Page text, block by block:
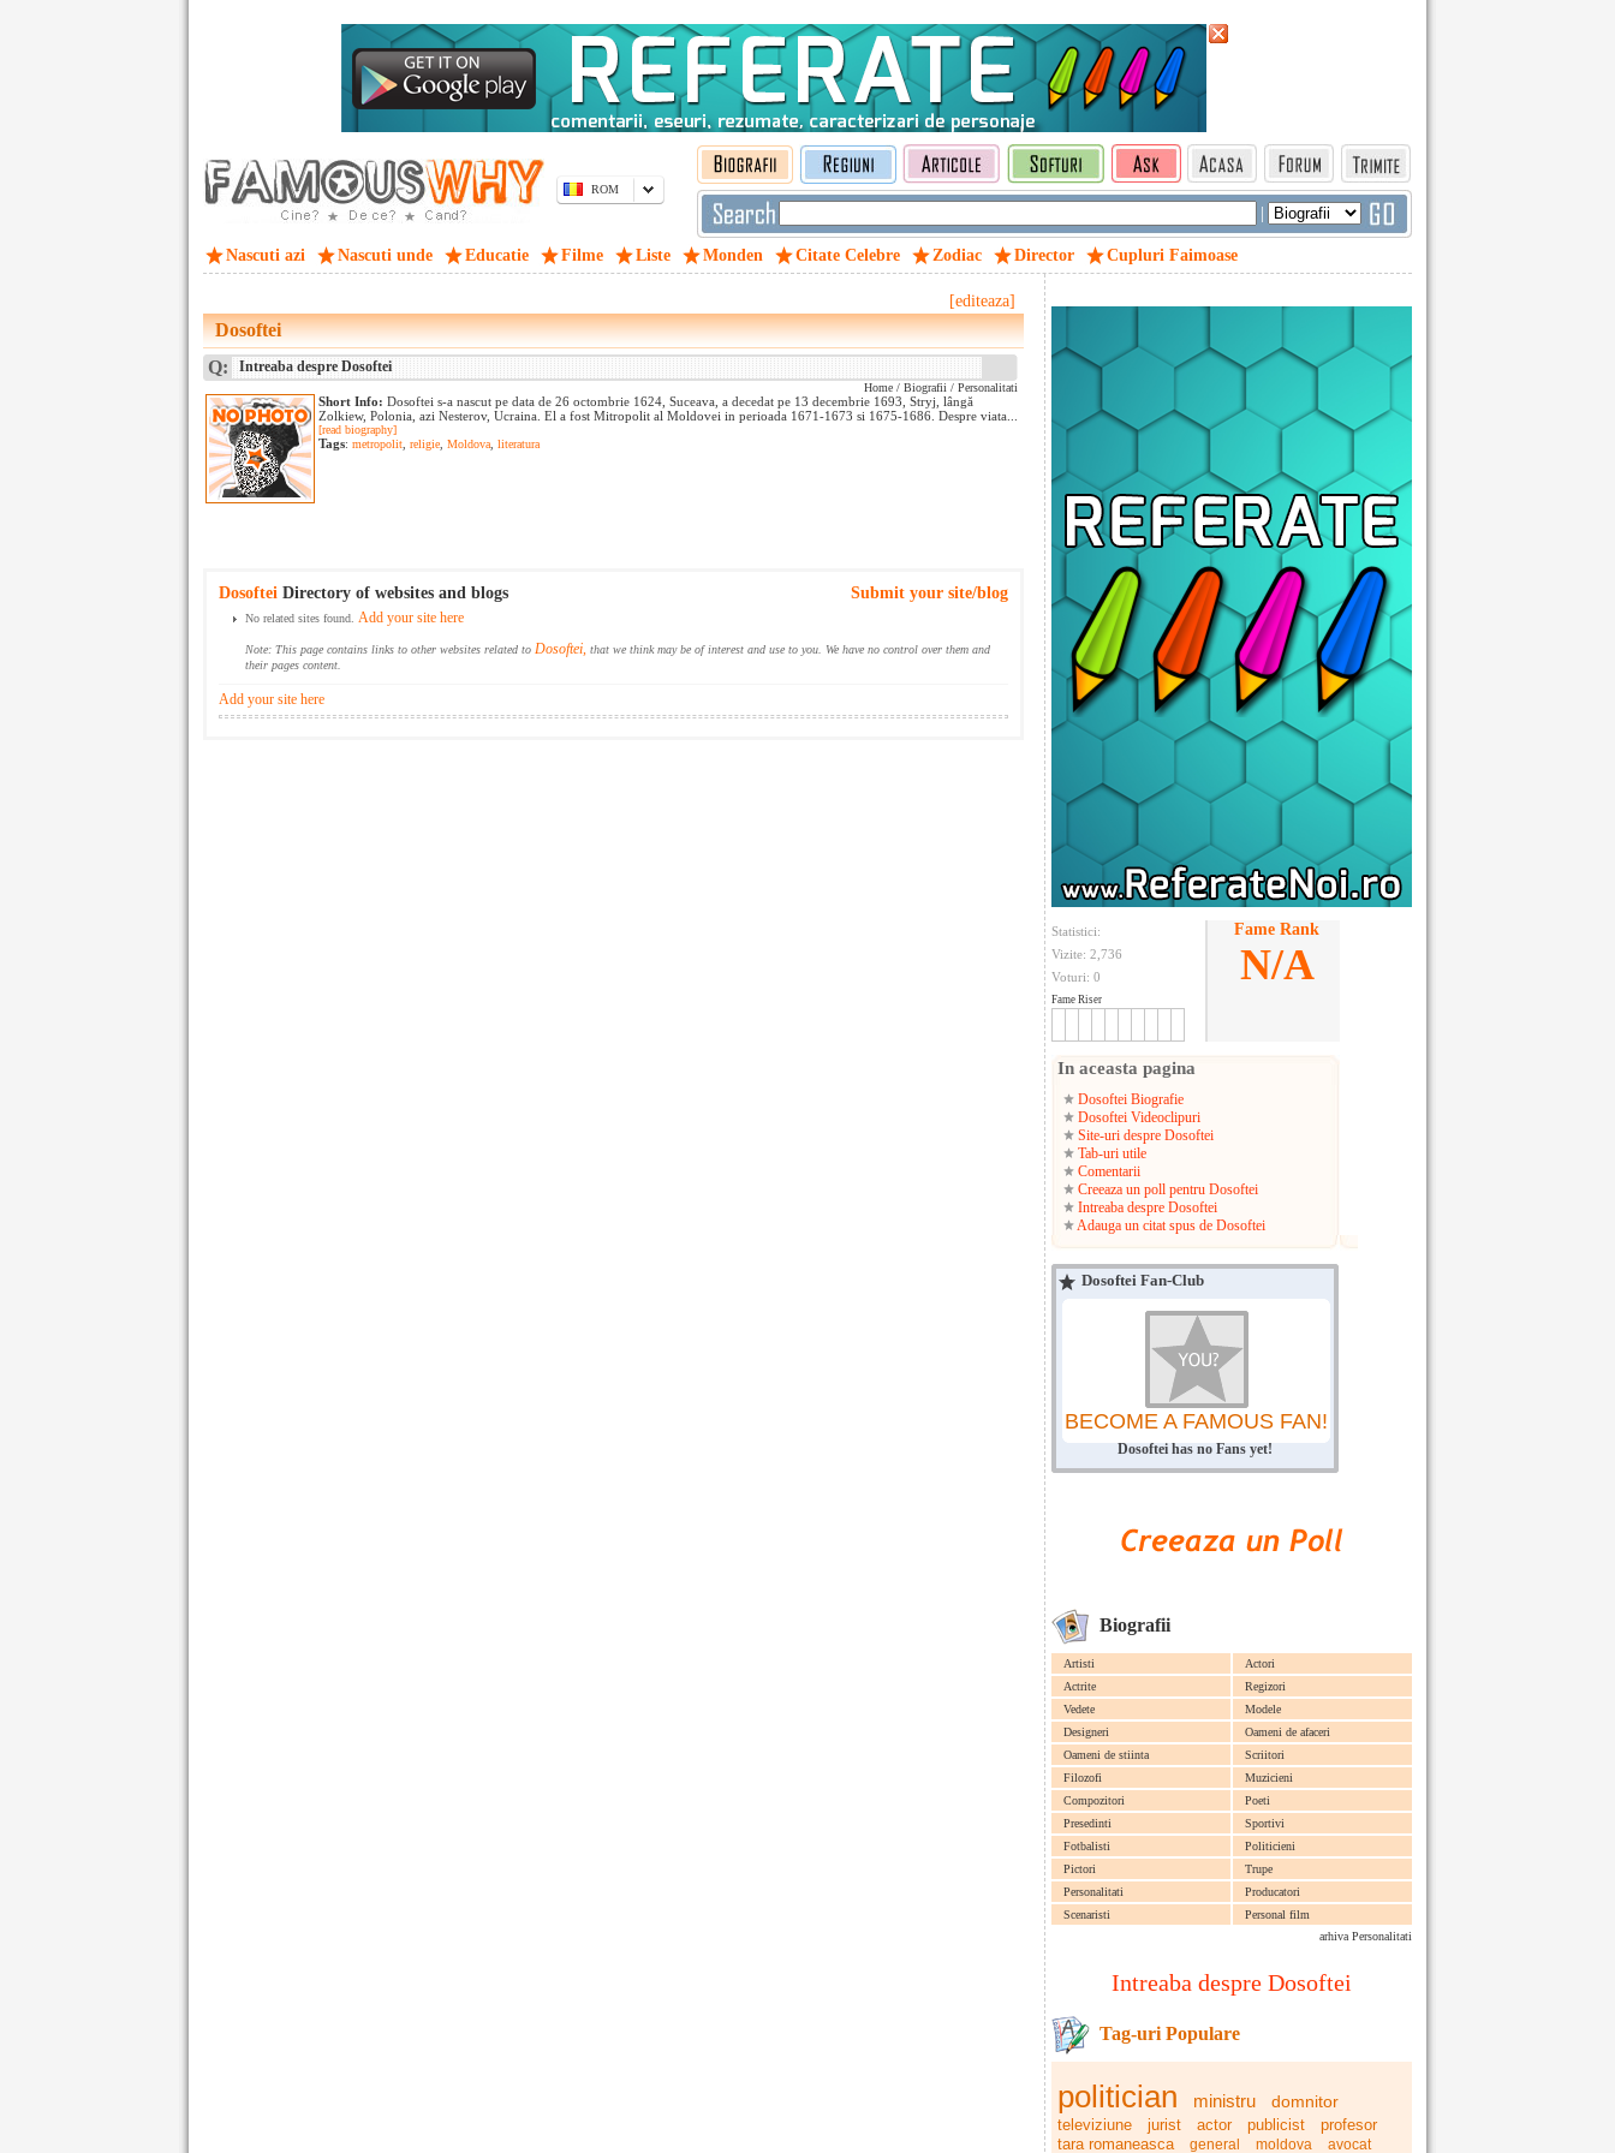
ROM
|
Nascuti azi Nascuti unde Educatie Filme Liste Monden Citate Celebre Zodiac Director Cupluri Faimoase
Statistici:
Vizite: 2,736
Voturi: 0
Fame Riser
Fame Rank
N/A
In aceasta pagina
Dosoftei Biografie
Dosoftei Videoclipuri
Site-uri despre Dosoftei
Tab-uri utile
Comentarii
Creeaza un poll pentru Dosoftei
Intreaba despre Dosoftei
Adauga un citat spus de Dosoftei
Dosoftei Fan-Club
BECOME A FAMOUS FAN!
Dosoftei has no Fans yet!
Biografii
Artisti
Actori
Actrite
Regizori
Vedete
Modele
Designeri
Oameni de afaceri
Oameni de stiinta
Scriitori
Filozofi
Muzicieni
Compozitori
Poeti
Presedinti
Sportivi
Fotbalisti
Politicieni
Pictori
Trupe
Personalitati
Producatori
Scenaristi
Personal film
arhiva Personalitati
Intreaba despre Dosoftei
Tag-uri Populare
politician ministru domnitor
televiziune jurist actor publicist
profesor
tara romaneasca
general moldova avocat
[editeaza]
Dosoftei
Q: Intreaba despre Dosoftei
Home / Biografii / Personalitati
Short Info: Dosoftei s-a nascut pe data de 26 octombrie 1624, Suceava, a decedat pe 13 decembrie 1693, Stryj, lângă
Zolkiew, Polonia, azi Nesterov, Ucraina. El a fost Mitropolit al Moldovei in perioada 1671-1673 si 1675-1686. Despre viata...
[read biography]
Tags: metropolit religie Moldova literatura
Submit your site/blog
Dosoftei Directory of websites and blogs
No related sites found. Add your site here
Note: This page contains links to other websites related to Dosoftei, that we think may be of interest and use to you. We have no control over them and
their pages content.
Add your site here